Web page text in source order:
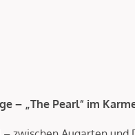
– „The Pearl“ im